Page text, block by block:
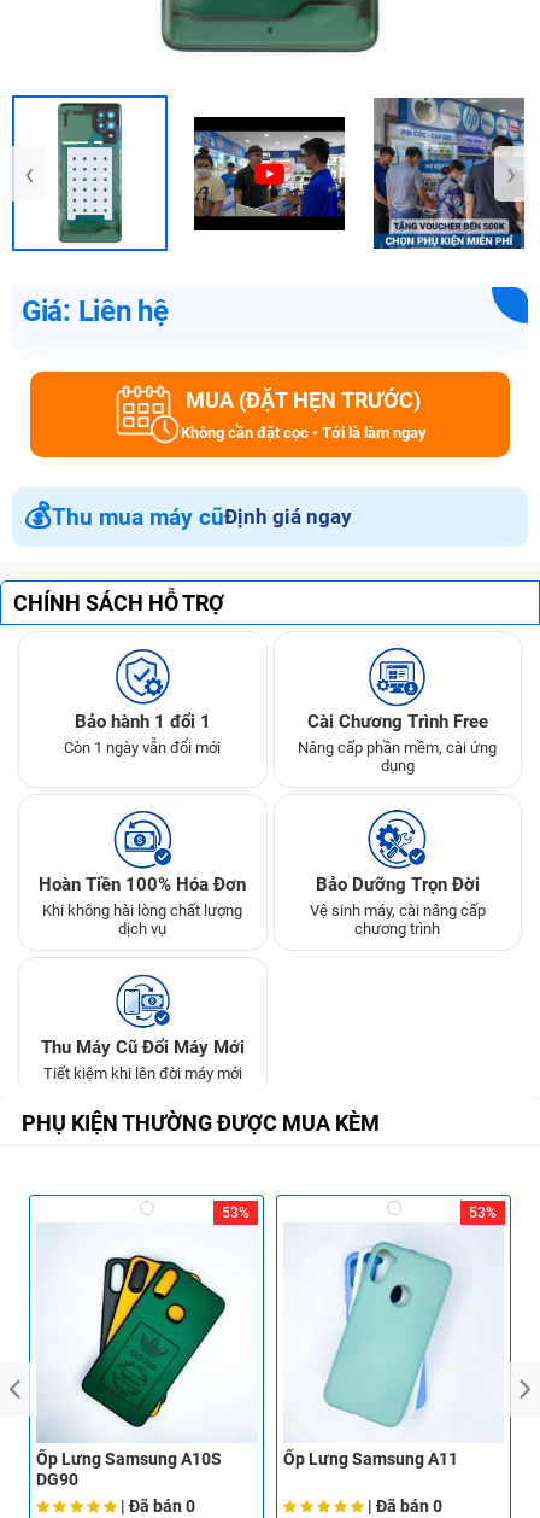
‹ ›
Giá: Liên hệ
MUA (ĐẶT HẸN TRƯỚC)
Không cần đặt cọc • Tới là làm ngay
💰Thu mua máy cũĐịnh giá ngay
CHÍNH SÁCH HỖ TRỢ
Bảo hành 1 đổi 1
Còn 1 ngày vẫn đổi mới
Cài Chương Trình Free
Nâng cấp phần mềm, cài ứng
dụng
Hoàn Tiền 100% Hóa Đơn
Khi không hài lòng chất lượng
dịch vụ
Bảo Dưỡng Trọn Đời
Vệ sinh máy, cài nâng cấp
chương trình
Thu Máy Cũ Đổi Máy Mới
Tiết kiệm khi lên đời máy mới
PHỤ KIỆN THƯỜNG ĐƯỢC MUA KÈM
53%
Ốp Lưng Samsung A10S
DG90
| Đã bán 0
53%
Ốp Lưng Samsung A11
| Đã bán 0